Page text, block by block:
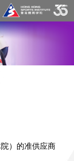
）的准供应商